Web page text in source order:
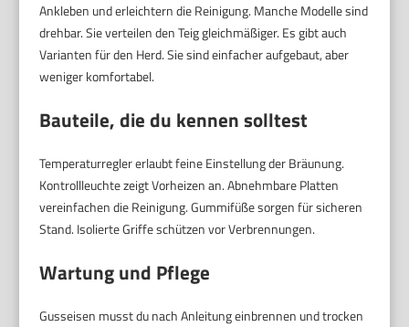
Ankleben und erleichtern die Reinigung. Manche Modelle sind
drehbar. Sie verteilen den Teig gleichmäßiger. Es gibt auch
Varianten für den Herd. Sie sind einfacher aufgebaut, aber
weniger komfortabel.
Bauteile, die du kennen solltest
Temperaturregler erlaubt feine Einstellung der Bräunung.
Kontrollleuchte zeigt Vorheizen an. Abnehmbare Platten
vereinfachen die Reinigung. Gummifüße sorgen für sicheren
Stand. Isolierte Griffe schützen vor Verbrennungen.
Wartung und Pflege
Gusseisen musst du nach Anleitung einbrennen und trocken